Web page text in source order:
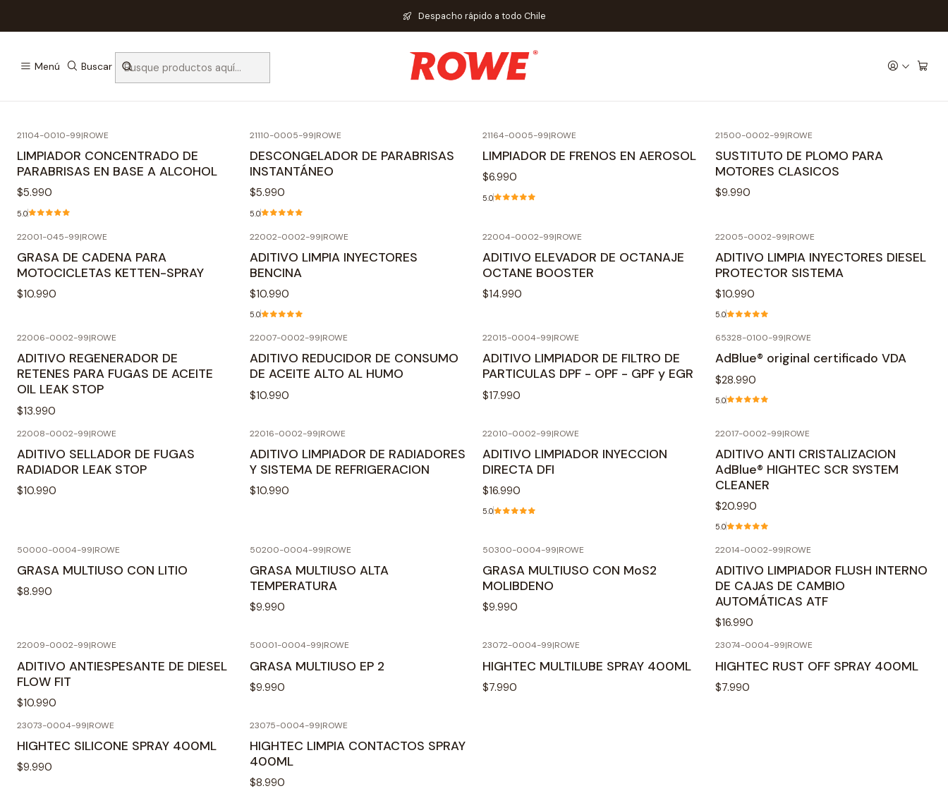
Menú Buscar
Despacho rápido a todo Chile
Inicio Aditivos y mantención
Aditivos y mantención
Mantén siempre en óptimas condiciones tu auto con nuestros aditivos. Made in Germany
21104-0010-99|ROWE
LIMPIADOR CONCENTRADO DE
PARABRISAS EN BASE A ALCOHOL
$5.990
5.0
21110-0005-99|ROWE
DESCONGELADOR DE PARABRISAS
INSTANTÁNEO
$5.990
5.0
21164-0005-99|ROWE
LIMPIADOR DE FRENOS EN AEROSOL
$6.990
5.0
21500-0002-99|ROWE
SUSTITUTO DE PLOMO PARA
MOTORES CLASICOS
$9.990
22001-045-99|ROWE
GRASA DE CADENA PARA
MOTOCICLETAS KETTEN-SPRAY
$10.990
22002-0002-99|ROWE
ADITIVO LIMPIA INYECTORES
BENCINA
$10.990
5.0
22004-0002-99|ROWE
ADITIVO ELEVADOR DE OCTANAJE
OCTANE BOOSTER
$14.990
22005-0002-99|ROWE
ADITIVO LIMPIA INYECTORES DIESEL
PROTECTOR SISTEMA
$10.990
5.0
22006-0002-99|ROWE
ADITIVO REGENERADOR DE
RETENES PARA FUGAS DE ACEITE
OIL LEAK STOP
$13.990
22007-0002-99|ROWE
ADITIVO REDUCIDOR DE CONSUMO
DE ACEITE ALTO AL HUMO
$10.990
22015-0004-99|ROWE
ADITIVO LIMPIADOR DE FILTRO DE
PARTICULAS DPF - OPF - GPF y EGR
$17.990
65328-0100-99|ROWE
AdBlue® original certificado VDA
$28.990
5.0
22008-0002-99|ROWE
ADITIVO SELLADOR DE FUGAS
RADIADOR LEAK STOP
$10.990
22016-0002-99|ROWE
ADITIVO LIMPIADOR DE RADIADORES
Y SISTEMA DE REFRIGERACION
$10.990
22010-0002-99|ROWE
ADITIVO LIMPIADOR INYECCION
DIRECTA DFI
$16.990
5.0
22017-0002-99|ROWE
ADITIVO ANTI CRISTALIZACION
AdBlue® HIGHTEC SCR SYSTEM
CLEANER
$20.990
5.0
50000-0004-99|ROWE
GRASA MULTIUSO CON LITIO
$8.990
50200-0004-99|ROWE
GRASA MULTIUSO ALTA
TEMPERATURA
$9.990
50300-0004-99|ROWE
GRASA MULTIUSO CON MoS2
MOLIBDENO
$9.990
22014-0002-99|ROWE
ADITIVO LIMPIADOR FLUSH INTERNO
DE CAJAS DE CAMBIO
AUTOMÁTICAS ATF
$16.990
22009-0002-99|ROWE
ADITIVO ANTIESPESANTE DE DIESEL
FLOW FIT
$10.990
50001-0004-99|ROWE
GRASA MULTIUSO EP 2
$9.990
23072-0004-99|ROWE
HIGHTEC MULTILUBE SPRAY 400ML
$7.990
23074­-0004-­99|ROWE
HIGHTEC RUST OFF SPRAY 400ML
$7.990
23073-0004-99|ROWE
HIGHTEC SILICONE SPRAY 400ML
$9.990
23075-0004-99|ROWE
HIGHTEC LIMPIA CONTACTOS SPRAY
400ML
$8.990